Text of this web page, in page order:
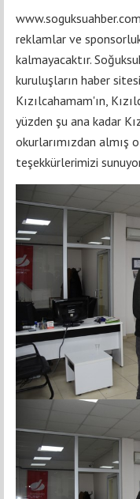
reklamlar ve
kalmayacaktır.
kuruluşların haber
Kızılcahamam'ın,
yüzden şu ana kadar
okurlarımızdan almış
teşekkürlerimizi